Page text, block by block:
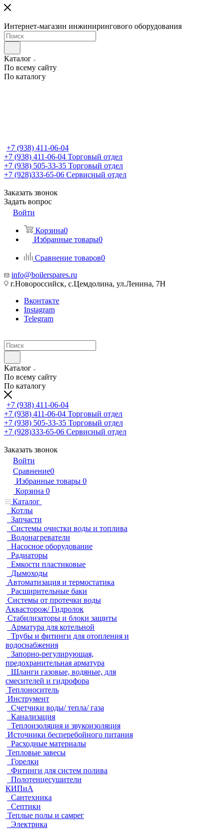
Интернет-магазин инжинирингового оборудования
Каталог
По всему сайту
По каталогу
+7 (938) 411-06-04
+7 (938) 411-06-04 Торговый отдел
+7 (938) 505-33-35 Торговый отдел
+7 (928)333-65-06 Сервисный отдел
Заказать звонок
Задать вопрос
Войти
Корзина0
Избранные товары0
Сравнение товаров0
info@boilerspares.ru
г.Новороссийск, с.Цемдолина, ул.Ленина, 7Н
Вконтакте
Instagram
Telegram
Каталог
По всему сайту
По каталогу
+7 (938) 411-06-04
+7 (938) 411-06-04 Торговый отдел
+7 (938) 505-33-35 Торговый отдел
+7 (928)333-65-06 Сервисный отдел
Заказать звонок
Войти
Сравнение0
Избранные товары 0
Корзина 0
Каталог
Котлы
Запчасти
Системы очистки воды и топлива
Водонагреватели
Насосное оборудование
Радиаторы
Емкости пластиковые
Дымоходы
Автоматизация и термостатика
Расширительные баки
Системы от протечки воды
Аквасторож/ Гидролок
Стабилизаторы и блоки защиты
Арматура для котельной
Трубы и фитинги для отопления и
водоснабжения
Запорно-регулирующая,
предохранительная арматура
Шланги газовые, водяные, для
смесителей и гидрофора
Теплоноситель
Инструмент
Счетчики воды/ тепла/ газа
Канализация
Теплоизоляция и звукоизоляция
Источники бесперебойного питания
Расходные материалы
Тепловые завесы
Горелки
Фитинги для систем полива
Полотенцесушители
КИПиА
Сантехника
Септики
Теплые полы и самрег
Электрика